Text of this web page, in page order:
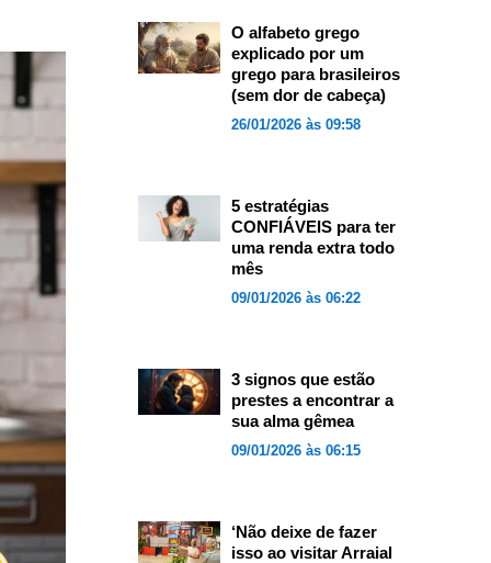
O alfabeto grego
explicado por um
grego para brasileiros
(sem dor de cabeça)
26/01/2026 às 09:58
5 estratégias
CONFIÁVEIS para ter
uma renda extra todo
mês
09/01/2026 às 06:22
3 signos que estão
prestes a encontrar a
sua alma gêmea
09/01/2026 às 06:15
‘Não deixe de fazer
isso ao visitar Arraial